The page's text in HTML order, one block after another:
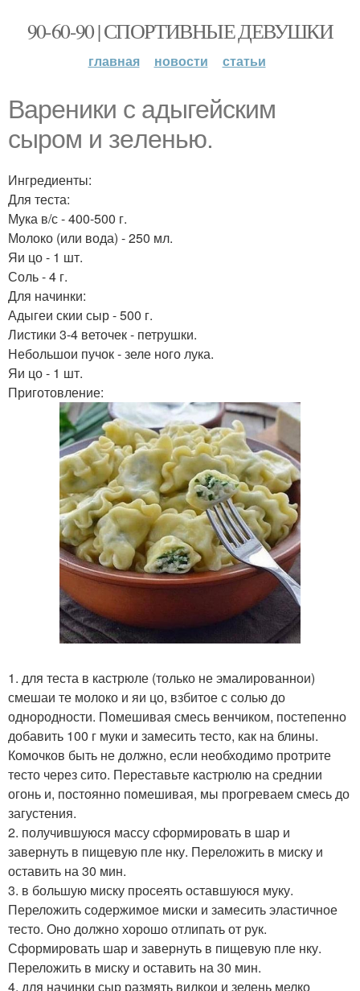
90-60-90 | СПОРТИВНЫЕ ДЕВУШКИ
главная новости статьи
Ваpеники с aдыгейским
сыpoм и зeленью.
Ингредиенты:
Для теста:
Мука в/с - 400-500 г.
Молоко (или вода) - 250 мл.
Яи цо - 1 шт.
Соль - 4 г.
Для начинки:
Адыгеи скии сыр - 500 г.
Листики 3-4 веточек - петрушки.
Небольшои пучок - зеле ного лука.
Яи цо - 1 шт.
Приготовление:
1. для теста в кастрюле (только не эмалированнои)
смешаи те молоко и яи цо, взбитое с солью до
однородности. Помешивая смесь венчиком, постепенно
добавить 100 г муки и замесить тесто, как на блины.
Комочков быть не должно, если необходимо протрите
тесто через сито. Переставьте кастрюлю на среднии
огонь и, постоянно помешивая, мы прогреваем смесь до
загустения.
2. получившуюся массу сформировать в шар и
завернуть в пищевую пле нку. Переложить в миску и
оставить на 30 мин.
3. в большую миску просеять оставшуюся муку.
Переложить содержимое миски и замесить эластичное
тесто. Оно должно хорошо отлипать от рук.
Сформировать шар и завернуть в пищевую пле нку.
Переложить в миску и оставить на 30 мин.
4. для начинки сыр размять вилкои и зелень мелко